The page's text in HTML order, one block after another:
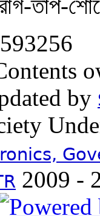
তাপ-
by
2009 -